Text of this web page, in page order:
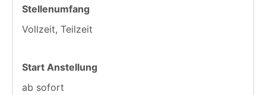
Stellenumfang
Vollzeit, Teilzeit
Start Anstellung
ab sofort